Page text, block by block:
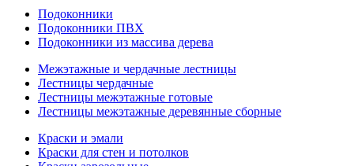
Подоконники
Подоконники ПВХ
Подоконники из массива дерева
Межэтажные и чердачные лестницы
Лестницы чердачные
Лестницы межэтажные готовые
Лестницы межэтажные деревянные сборные
Краски и эмали
Краски для стен и потолков